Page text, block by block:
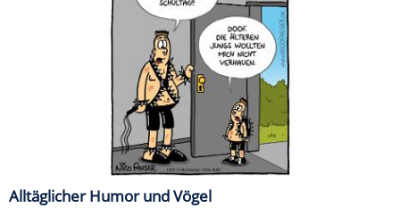
Alltäglicher Humor und Vögel